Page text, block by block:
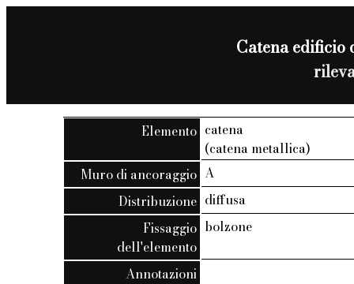
Catena
Elemento catena
(catena metallica)
Muro di ancoraggio A
Distribuzione diffusa
Fissaggio
dell'elemento
bolzone
Annotazioni